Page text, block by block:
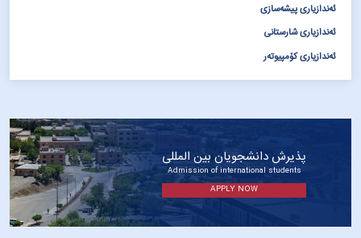
ئەندازیاری پیشەسازی
ئەندازیاری شارستانی
ئەندازیاری کۆمپیوتەر
پذیرش دانشجویان بین المللی
Admission of international students
APPLY NOW